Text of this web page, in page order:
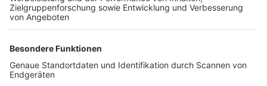
TOP-PARTNER